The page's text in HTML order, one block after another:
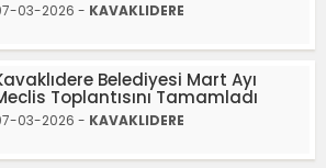
03-2026 - KAVAKLIDERE
Belediyesi Mart Ayı
Toplantısını Tamamladı
03-2026 - KAVAKLIDERE